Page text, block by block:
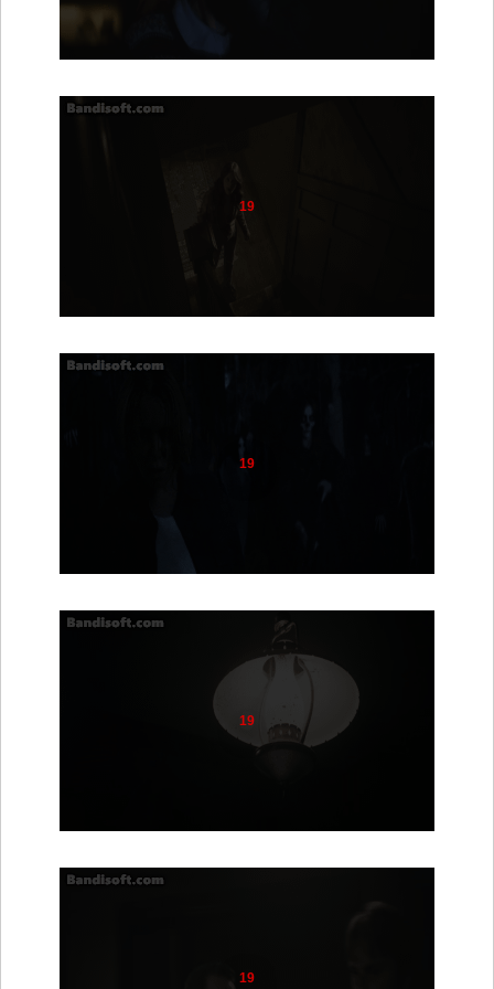
19
19
19
19